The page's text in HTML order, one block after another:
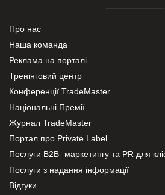
Про нас
Наша команда
Реклама на порталі
Тренінговий центр
Конференції TradeMaster
Національні Премії
Журнал TradeMaster
Портал про Private Label
Послуги В2В- маркетингу та PR для
Послуги з надання інформації
Відгуки